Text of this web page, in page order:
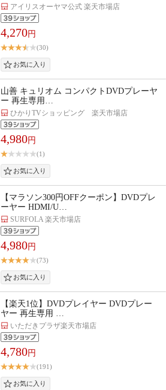
アイリスオーヤマ公式 楽天市場店
4,270円
(30)
山善 キュリオム コンパクトDVDプレーヤ
ー 再生専用…
ひかりTVショッピング 楽天市場店
4,980円
(1)
【マラソン300円OFFクーポン】DVDプレ
ーヤー HDMI/U…
SURFOLA 楽天市場店
4,980円
(73)
【楽天1位】DVDプレイヤー DVDプレー
ヤー 再生専用 …
いただきプラザ楽天市場店
4,780円
(191)